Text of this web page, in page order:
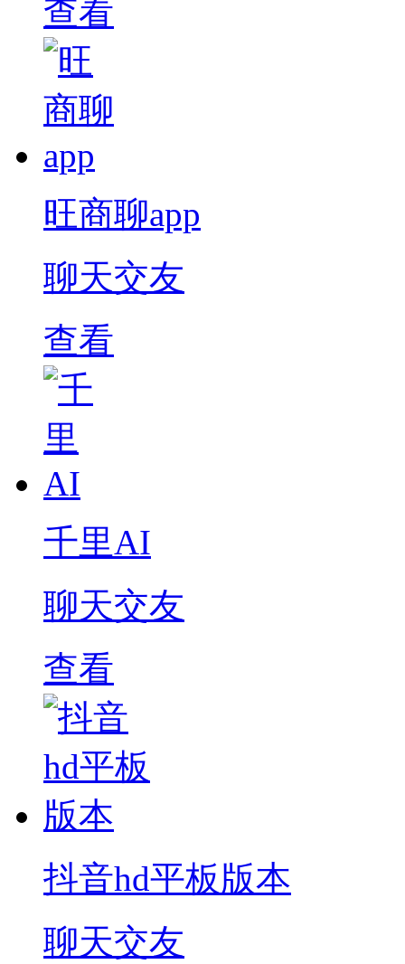
查看
旺商聊app
聊天交友
查看
千里AI
聊天交友
查看
抖音hd平板版本
聊天交友